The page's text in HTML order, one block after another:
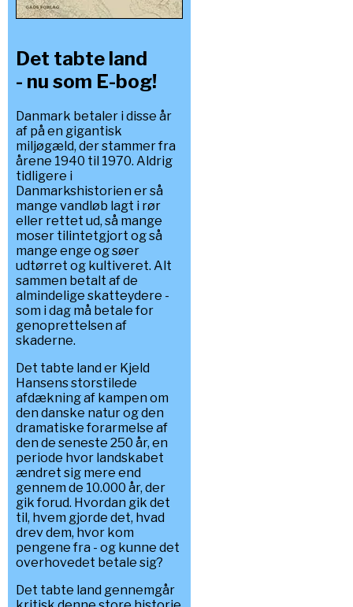
Det tabte land
- nu som E-bog!
Danmark betaler i disse år
af på en gigantisk
miljøgæld, der stammer fra
årene 1940 til 1970. Aldrig
tidligere i
Danmarkshistorien er så
mange vandløb lagt i rør
eller rettet ud, så mange
moser tilintetgjort og så
mange enge og søer
udtørret og kultiveret. Alt
sammen betalt af de
almindelige skatteydere -
som i dag må betale for
genoprettelsen af
skaderne.
Det tabte land er Kjeld
Hansens storstilede
afdækning af kampen om
den danske natur og den
dramatiske forarmelse af
den de seneste 250 år, en
periode hvor landskabet
ændret sig mere end
gennem de 10.000 år, der
gik forud. Hvordan gik det
til, hvem gjorde det, hvad
drev dem, hvor kom
pengene fra - og kunne det
overhovedet betale sig?
Det tabte land gennemgår